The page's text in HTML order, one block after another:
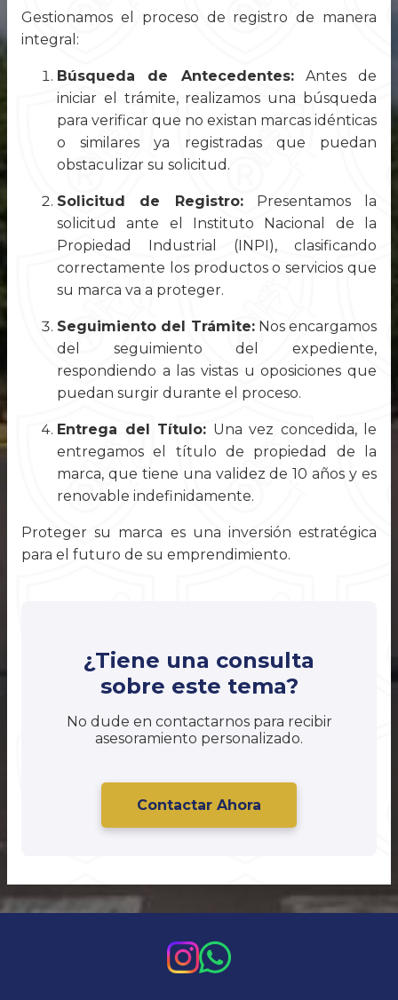
Gestionamos el proceso de registro de manera
integral:
Búsqueda de Antecedentes:Antes de
iniciar el trámite, realizamos una búsqueda
para verificar que no existan marcas idénticas
o similares ya registradas que puedan
obstaculizar su solicitud.
Solicitud de Registro:Presentamos la
solicitud ante el Instituto Nacional de la
Propiedad Industrial (INPI), clasificando
correctamente los productos o servicios que
su marca va a proteger.
Seguimiento del Trámite:Nos encargamos
del seguimiento del expediente,
respondiendo a las vistas u oposiciones que
puedan surgir durante el proceso.
Entrega del Título: Una vez concedida, le
entregamos el título de propiedad de la
marca, que tiene una validez de 10 años y es
renovable indefinidamente.
Proteger su marca es una inversión estratégica
para el futuro de su emprendimiento.
¿Tiene una consulta
sobre este tema?
No dude en contactarnos para recibir
asesoramiento personalizado.
Contactar Ahora